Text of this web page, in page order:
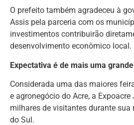
O prefeito também agradeceu à
Assis pela parceria com os
investimentos contribuirão
desenvolvimento econômico local.
Expectativa é de mais uma
Considerada uma das maiores
e agronegócio do Acre, a
milhares de visitantes durante sua
do Sul.